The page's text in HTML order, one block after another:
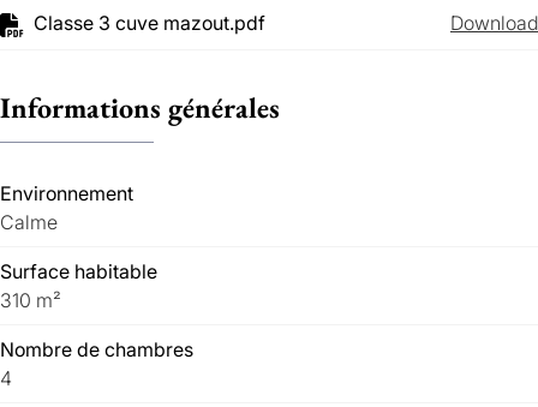
Classe 3 cuve mazout.pdf Download
Informations générales
Environnement
Calme
Surface habitable
310 m²
Nombre de chambres
4